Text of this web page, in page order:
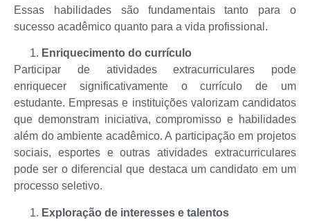
Essas habilidades são fundamentais tanto para o
sucesso acadêmico quanto para a vida profissional.
Enriquecimento do currículo
Participar de atividades extracurriculares pode
enriquecer significativamente o currículo de um
estudante. Empresas e instituições valorizam candidatos
que demonstram iniciativa, compromisso e habilidades
além do ambiente acadêmico. A participação em projetos
sociais, esportes e outras atividades extracurriculares
pode ser o diferencial que destaca um candidato em um
processo seletivo.
Exploração de interesses e talentos